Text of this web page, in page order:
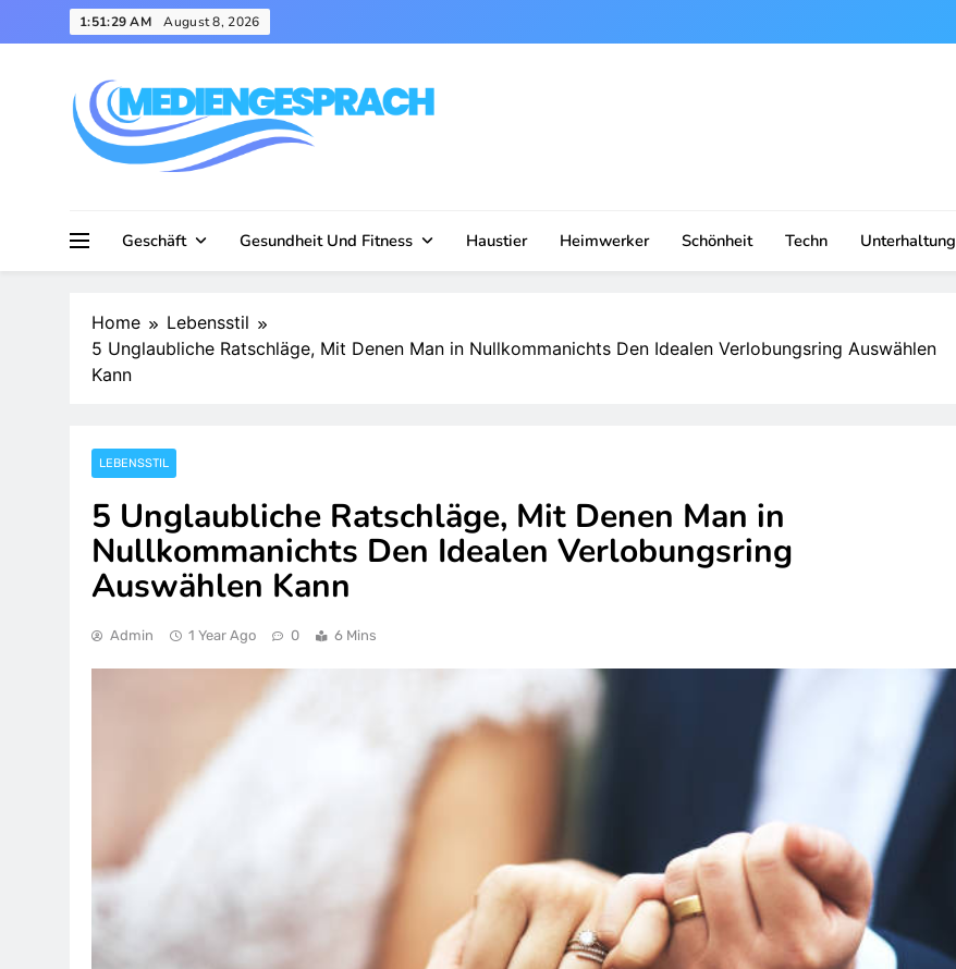
to
1:51:30 AM August 8, 2026
Geschäft Gesundheit Und Fitness Haustier Heimwerker Schönheit Techn Unterhaltung
Home
Lebensstil
5 Unglaubliche Ratschläge, Mit Denen Man in Nullkommanichts Den Idealen Verlobungsring Auswählen
Kann
LEBENSSTIL
5 Unglaubliche Ratschläge, Mit Denen Man in
Nullkommanichts Den Idealen Verlobungsring
Auswählen Kann
Admin 1 Year Ago 0 6 Mins